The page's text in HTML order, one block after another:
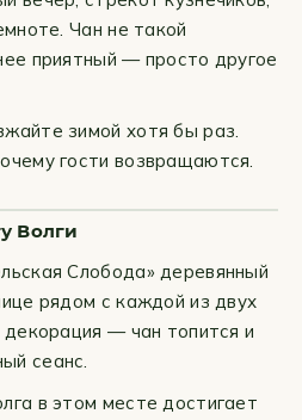
Чан не такой
приятный — просто другое
зимой хотя бы раз.
гости возвращаются.
Волги
Слобода» деревянный
рядом с каждой из двух
— чан топится и
сеанс.
в этом месте достигает